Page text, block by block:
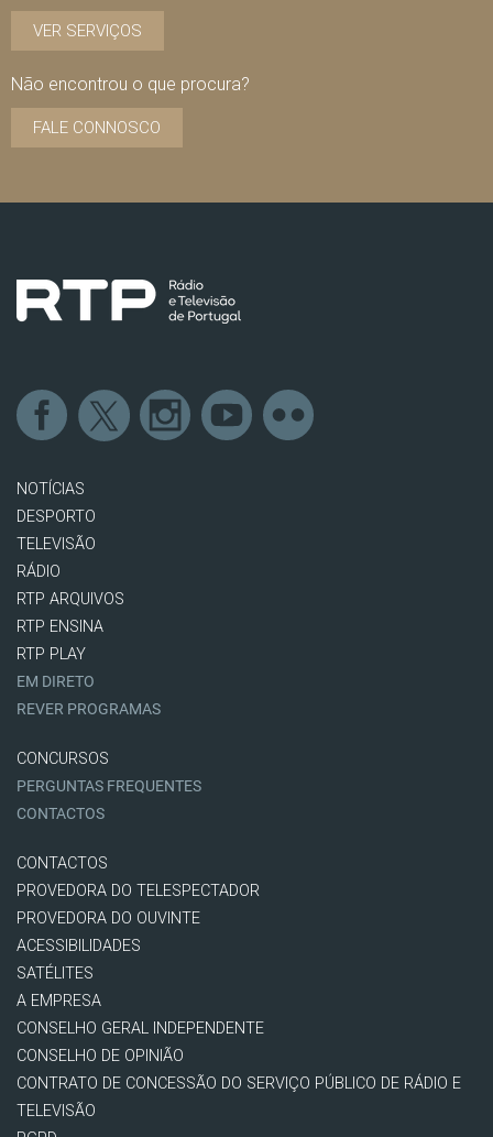
VER SERVIÇOS
Não encontrou o que procura?
FALE CONNOSCO
NOTÍCIAS
DESPORTO
TELEVISÃO
RÁDIO
RTP ARQUIVOS
RTP ENSINA
RTP PLAY
EM DIRETO
REVER PROGRAMAS
CONCURSOS
PERGUNTAS FREQUENTES
CONTACTOS
CONTACTOS
PROVEDORA DO TELESPECTADOR
PROVEDORA DO OUVINTE
ACESSIBILIDADES
SATÉLITES
A EMPRESA
CONSELHO GERAL INDEPENDENTE
CONSELHO DE OPINIÃO
CONTRATO DE CONCESSÃO DO SERVIÇO PÚBLICO DE RÁDIO E
TELEVISÃO